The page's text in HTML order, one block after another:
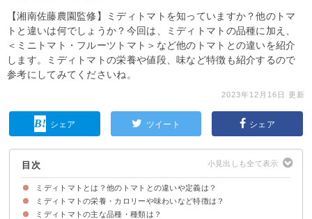
【湘南佐藤農園監修】ミディトマトを知っていますか？他のトマ
トと違いは何でしょうか？今回は、ミディトマトの品種に加え、
＜ミニトマト・フルーツトマト＞など他のトマトとの違いを紹介
します。ミディトマトの栄養や値段、味など特徴も紹介するので
参考にしてみてくださいね。
2023年12月16日 更新
シェア ツイート シェア
目次
ミディトマトとは？他のトマトとの違いや定義は？
ミディトマトは40〜150gの大きさの中玉トマトの総称
ミディトマトとフルーツトマトは分類方法が違う
ミディトマトの栄養・カロリーや味わいなど特徴は？
ミディトマトのカロリー・栄養価
ミディトマトは食べやすくジューシーな味
ミディトマトは1kg約1200円ほど
ミディトマトの主な品種・種類は？